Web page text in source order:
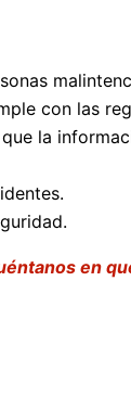
con las
la
en